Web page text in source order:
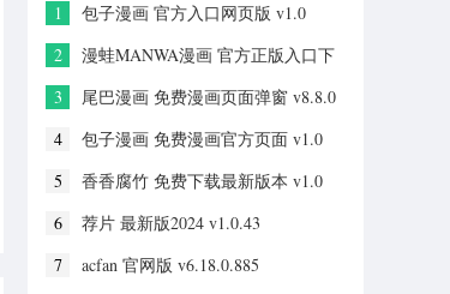
1
包子漫画 官方入口网页版 v1.0
2
漫蛙MANWA漫画 官方正版入口下
3
尾巴漫画 免费漫画页面弹窗 v8.8.0
4
包子漫画 免费漫画官方页面 v1.0
5
香香腐竹 免费下载最新版本 v1.0
6
荐片 最新版2024 v1.0.43
7
acfan 官网版 v6.18.0.885